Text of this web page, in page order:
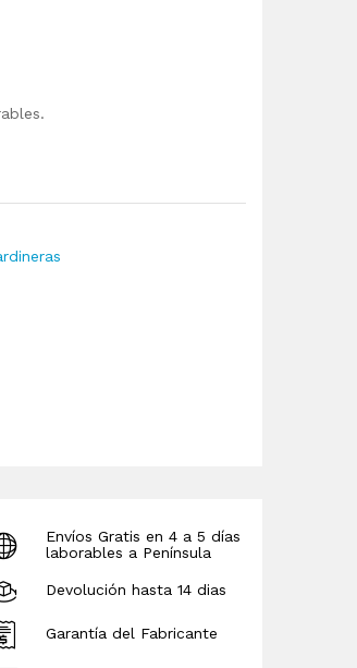
Envíos Gratis en 4 a 5 días
laborables a Península
Devolución hasta 14 dias
Garantía del Fabricante